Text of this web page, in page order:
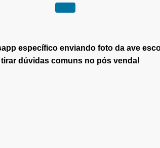
específico enviando foto da ave
dúvidas comuns no pós venda!